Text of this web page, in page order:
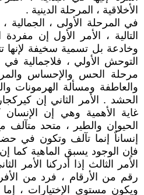
الأخلاقية ، المرحلة الدينية .
في المرحلة الأولى ، الجمالية ،
التالية ، الأمر الأول إن
وخادعة بل تسمية سخيفة لإنها
التوحش الأولي ، فلاجمالية
مرحلة الحس والإحساس
والعاطفة ومسألة الهرمونات
الحشد . الأمر الثاني إن
غاية الأهمية وهي إن الإنسان
الحيوان والطير ، متحد متآلف
إنساناٌ إنما تآلف وتكون في
فإن الوجود يسبق الماهية كما
الأمر الثالث إذا أدركنا الأمر
رقم من الأرقام ، فرد من
ويكون مستوى الإختيارات ،